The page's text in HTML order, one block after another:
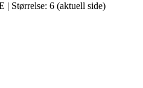
| Størrelse: 6 (aktuell side)